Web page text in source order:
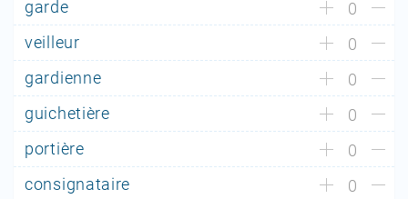
garde
0
veilleur
0
gardienne
0
guichetière
0
portière
0
consignataire
0